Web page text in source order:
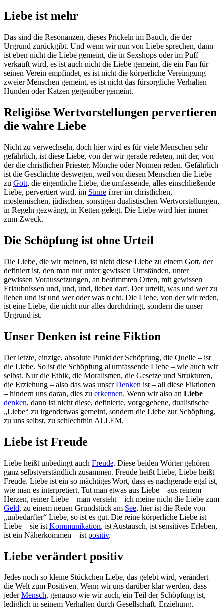
Liebe ist mehr
Das sind die Resonanzen, dieses Prickeln im Bauch, die der
Urgrund zurückgibt. Und wenn wir nun von Liebe sprechen, dann
ist eben nicht die Liebe gemeint, die in Sexshops oder im Puff
verkauft wird, es ist auch nicht die Liebe gemeint, die ein Fan für
seinen Verein empfindet, es ist nicht die körperliche Vereinigung
zweier Menschen gemeint, es ist nicht das fürsorgliche Verhalten
Hunden oder Katzen gegenüber gemeint.
Religiöse Wertvorstellungen pervertieren
die wahre Liebe
Nicht zu verwechseln, doch hier wird es für viele Menschen sehr
gefährlich, ist diese Liebe, von der wir gerade redeten, mit der, von
der die christlichen Priester, Mönche oder Nonnen reden. Gefährlich
ist die Geschichte deswegen, weil von diesen Menschen die Liebe
zu Gott, die eigentliche Liebe, die umfassende, alles einschließende
Liebe, pervertiert wird, im Sinne ihrer im christlichen,
moslemischen, jüdischen, sonstigen dualistischen Wertvorstellungen,
in Regeln gezwängt, in Ketten gelegt. Die Liebe wird hier immer
zum Zweck.
Die Schöpfung ist ohne Urteil
Die Liebe, die wir meinen, ist nicht diese Liebe zu einem Gott, der
definiert ist, den man nur unter gewissen Umständen, unter
gewissen Voraussetzungen, an bestimmten Orten, mit gewissen
Erlaubnissen und, und, und, lieben darf. Der urteilt, was und wer zu
lieben und ist und wer oder was nicht. Die Liebe, von der wir reden,
ist eine Liebe, die nicht nur alles durchdringt, sondern die unser
Urgrund ist.
Unser Denken ist reine Fiktion
Der letzte, einzige, absolute Punkt der Schöpfung, die Quelle – ist
die Liebe. So ist die Schöpfung allumfassende Liebe – wie auch wir
selbst. Nur die Ethik, die Moralismen, die Gesetze und Strukturen,
die Erziehung – also das was unserDenken ist – all diese Fiktionen
– hindern uns daran, dies zu erkennen. Wenn wir also an Liebe
denken, dann ist nicht diese, definierte, vorgegebene, dualistische
„Liebe“ zu irgendetwas gemeint, sondern die Liebe zur Schöpfung,
zu uns selbst, zu schlechthin ALLEM.
Liebe ist Freude
Liebe heißt unbedingt auch Freude. Diese beiden Wörter gehören
ganz selbstverständlich zusammen. Freude heißt Liebe, Liebe heißt
Freude. Liebe ist ein so mächtiges Wort, dass es nachgerade egal ist,
wie man es interpretiert. Tut man etwas aus Liebe – aus reinem
Herzen, reiner Liebe – man versteht – ich meine nicht die Liebe zum
Geld, zu einem neuen Grundstück am See, hier ist die Rede von
„unbedarfter“ Liebe, so ist es gut. Die reine körperliche Liebe ist
Liebe – sie ist Kommunikation, ist Austausch, ist sensitives Erleben,
ist ein Näherkommen – ist positiv.
Liebe verändert positiv
Jedes noch so kleine Stückchen Liebe, das gelebt wird, verändert
die Welt zum Positiven. Wenn wir uns darüber klar werden, dass
jederMensch, genauso wie wir auch, ein Teil der Schöpfung ist,
lediglich in seinem Verhalten durch Gesellschaft, Erziehung,